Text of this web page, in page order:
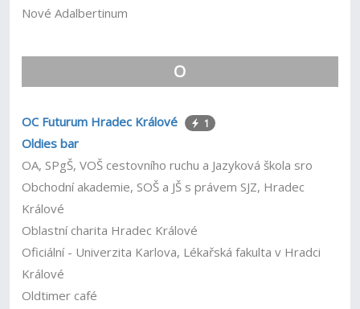
Nové Adalbertinum
O
OC Futurum Hradec Králové 1
Oldies bar
OA, SPgŠ, VOŠ cestovního ruchu a Jazyková škola sro
Obchodní akademie, SOŠ a JŠ s právem SJZ, Hradec
Králové
Oblastní charita Hradec Králové
Oficiální - Univerzita Karlova, Lékařská fakulta v Hradci
Králové
Oldtimer café